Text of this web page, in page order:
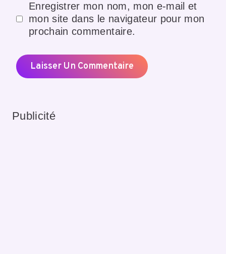
Enregistrer mon nom, mon e-mail et
mon site dans le navigateur pour mon
prochain commentaire.
Publicité